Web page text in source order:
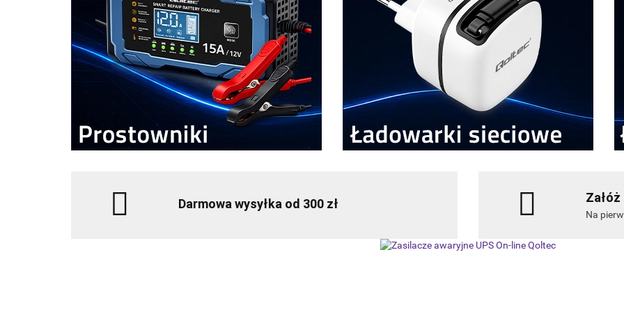
Darmowa wysyłka od 300 zł
Na